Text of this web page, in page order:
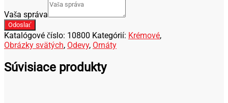
Vaša správa
Odoslať
Katalógové číslo: 10800 Kategórií: Krémové,
Obrázky svätých, Odevy, Ornáty
Súvisiace produkty